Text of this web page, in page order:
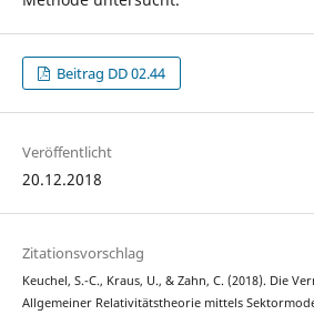
Beitrag DD 02.44
Veröffentlicht
20.12.2018
Zitationsvorschlag
Keuchel, S.-C., Kraus, U., & Zahn, C. (2018). Die
Allgemeiner Relativitätstheorie mittels